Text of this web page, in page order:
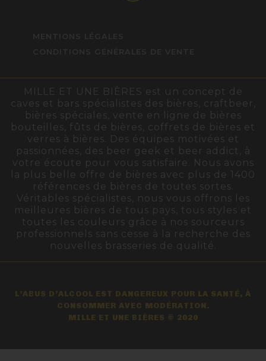
MILLE ET UNE BIÈRES est un concept de
caves et bars spécialistes des bières, craftbeer,
bières spéciales, vente en ligne de bières
bouteilles, fûts de bières, coffrets de bières et
verres à bières. Des équipes motivées et
passionnées, des beer geek et beer addict, à
votre écoute pour vous satisfaire. Nous avons
la plus belle offre de bières avec plus de 1400
références de bières de toutes sortes.
Véritables spécialistes, nous vous offrons les
meilleures bières de tous pays, tous styles et
toutes les couleurs grâce à nos sourceurs
professionnels sans cesse à la recherche des
nouvelles brasseries de qualité.
L’ABUS D’ALCOOL EST DANGEREUX POUR LA SANTÉ, À
CONSOMMER AVEC MODÉRATION.
MILLE ET UNE BIÈRES © 2020